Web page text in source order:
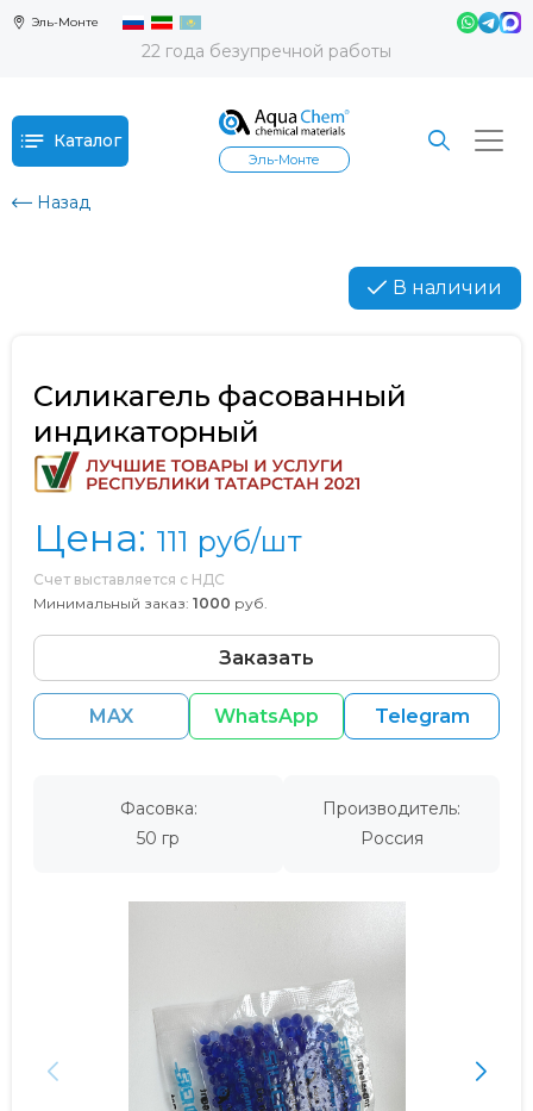
Эль-Монте
22 года безупречной работы
Каталог
Эль-Монте
Назад
В наличии
Силикагель фасованный
индикаторный
Цена: 111 руб/шт
Счет выставляется с НДС
Минимальный заказ: 1000 руб.
Заказать
MAX WhatsApp Telegram
Фасовка:
50 гр
Производитель:
Россия